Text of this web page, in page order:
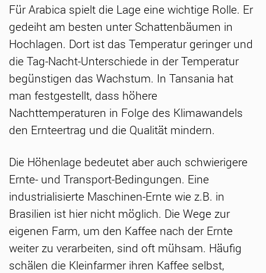
Für Arabica spielt die Lage eine wichtige Rolle. Er
gedeiht am besten unter Schattenbäumen in
Hochlagen. Dort ist das Temperatur geringer und
die Tag-Nacht-Unterschiede in der Temperatur
begünstigen das Wachstum. In Tansania hat
man festgestellt, dass höhere
Nachttemperaturen in Folge des Klimawandels
den Ernteertrag und die Qualität mindern.
Die Höhenlage bedeutet aber auch schwierigere
Ernte- und Transport-Bedingungen. Eine
industrialisierte Maschinen-Ernte wie z.B. in
Brasilien ist hier nicht möglich. Die Wege zur
eigenen Farm, um den Kaffee nach der Ernte
weiter zu verarbeiten, sind oft mühsam. Häufig
schälen die Kleinfarmer ihren Kaffee selbst,